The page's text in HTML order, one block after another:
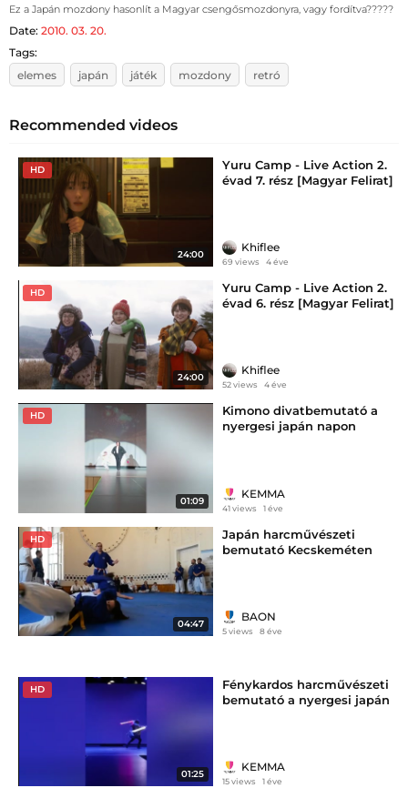
Ez a Japán mozdony hasonlít a Magyar csengősmozdonyra, vagy fordítva?????
Date: 2010. 03. 20.
Tags:
elemes
japán játék mozdony retró
Recommended videos
HD
24:00
Yuru Camp - Live Action 2.
évad 7. rész [Magyar Felirat]
Khiflee
69 views 4 éve
HD
24:00
Yuru Camp - Live Action 2.
évad 6. rész [Magyar Felirat]
Khiflee
52 views 4 éve
HD
01:09
Kimono divatbemutató a
nyergesi japán napon
KEMMA
41 views 1 éve
HD
04:47
Japán harcművészeti
bemutató Kecskeméten
BAON
5 views 8 éve
HD
01:25
Fénykardos harcművészeti
bemutató a nyergesi japán
KEMMA
15 views 1 éve